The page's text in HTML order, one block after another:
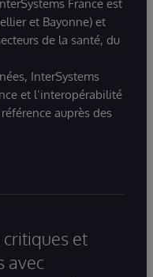
France est
et Bayonne) et
de la santé, du
InterSystems
et l’interopérabilité
auprès des
et
avec